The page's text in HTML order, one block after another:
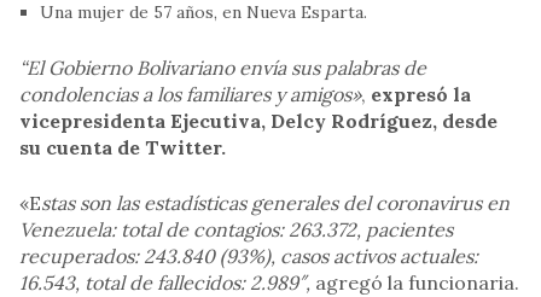
Una mujer de 57 años, en Nueva Esparta.
“El Gobierno Bolivariano envía sus palabras de
condolencias a los familiares y amigos», expresó la
vicepresidenta Ejecutiva, Delcy Rodríguez, desde
su cuenta de Twitter.
«Estas son las estadísticas generales del coronavirus en
Venezuela: total de contagios: 263.372, pacientes
recuperados: 243.840 (93%), casos activos actuales:
16.543, total de fallecidos: 2.989″, agregó la funcionaria.